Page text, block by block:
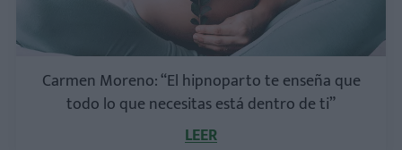
Carmen Moreno: “El hipnoparto te enseña que
todo lo que necesitas está dentro de ti”
LEER